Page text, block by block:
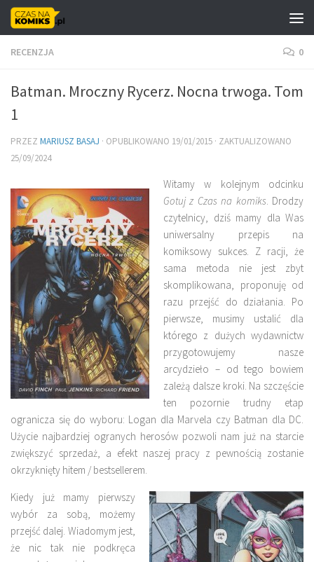
Skip to content
RECENZJA 0
Batman. Mroczny Rycerz. Nocna trwoga. Tom
1
PRZEZ MARIUSZ BASAJ · OPUBLIKOWANO 19/01/2015 · ZAKTUALIZOWANO
25/09/2024
Witamy w kolejnym odcinku
Gotuj z Czas na komiks. Drodzy
czytelnicy, dziś mamy dla Was
uniwersalny przepis na
komiksowy sukces. Z racji, że
sama metoda nie jest zbyt
skomplikowana, proponuję od
razu przejść do działania. Po
pierwsze, musimy ustalić dla
którego z dużych wydawnictw
przygotowujemy nasze
arcydzieło – od tego bowiem
zależą dalsze kroki. Na szczęście
ten pozornie trudny etap
ogranicza się do wyboru: Logan dla Marvela czy Batman dla DC.
Użycie najbardziej ogranych herosów pozwoli nam już na starcie
zwiększyć sprzedaż, a efekt naszej pracy z pewnością zostanie
okrzyknięty hitem / bestsellerem.
Kiedy już mamy pierwszy
wybór za sobą, możemy
przejść dalej. Wiadomym jest,
że nic tak nie podkręca